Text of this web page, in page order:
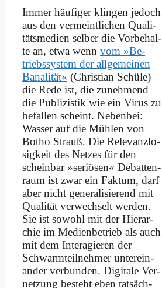
Im­mer häu­fi­ger klin­gen je­doch
aus den ver­meint­li­chen Qua­li­
täts­me­di­en sel­ber die Vor­be­hal­
te an, et­wa wenn vom »Be­
triebs­sy­stem der all­ge­mei­nen
Ba­na­li­tät« (Chri­sti­an Schü­le)
die Re­de ist, die zu­neh­mend
die Pu­bli­zi­stik wie ein Vi­rus zu
be­fal­len scheint. Ne­ben­bei:
Was­ser auf die Müh­len von
Bo­tho Strauß. Die Re­le­vanz­lo­
sig­keit des Net­zes für den
schein­bar »se­riö­sen« De­bat­ten­
raum ist zwar ein Fak­tum, darf
aber nicht ge­ne­ra­li­sie­rend mit
Qua­li­tät ver­wech­selt wer­den.
Sie ist so­wohl mit der Hier­ar­
chie im Me­di­en­be­trieb als auch
mit dem In­ter­agie­ren der
Schwarm­teil­neh­mer un­ter­ein­
an­der ver­bun­den. Di­gi­ta­le Ver­
net­zung be­steht eben tat­säch­